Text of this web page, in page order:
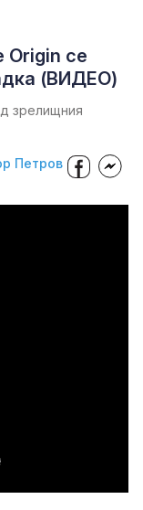
Origin се
(ВИДЕО)
зрелищния
Петров